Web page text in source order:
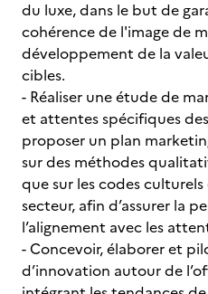
du luxe, dans le but de
cohérence de l'image de
développement de la
cibles.
- Réaliser une étude de
et attentes spécifiques
proposer un plan
sur des méthodes
que sur les codes
secteur, afin d’assurer la
l’alignement avec les
- Concevoir, élaborer et
d’innovation autour de